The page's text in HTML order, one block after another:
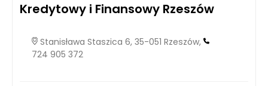
Kredytowy i Finansowy Rzeszów
Stanisława Staszica 6, 35-051 Rzeszów,
724 905 372